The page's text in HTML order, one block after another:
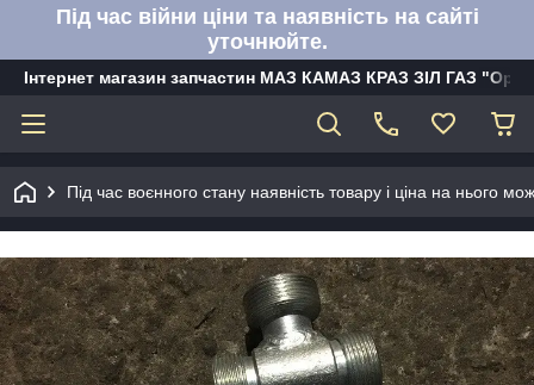
Під час війни ціни та наявність на сайті
уточнюйте.
Інтернет магазин запчастин МАЗ КАМАЗ КРАЗ ЗІЛ ГАЗ
Під час воєнного стану наявність товару і ціна на нього